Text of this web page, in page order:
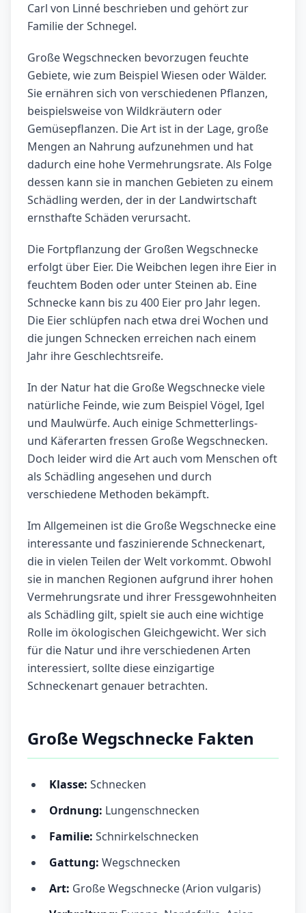
Carl von Linné beschrieben und gehört zur
Familie der Schnegel.
Große Wegschnecken bevorzugen feuchte
Gebiete, wie zum Beispiel Wiesen oder Wälder.
Sie ernähren sich von verschiedenen Pflanzen,
beispielsweise von Wildkräutern oder
Gemüsepflanzen. Die Art ist in der Lage, große
Mengen an Nahrung aufzunehmen und hat
dadurch eine hohe Vermehrungsrate. Als Folge
dessen kann sie in manchen Gebieten zu einem
Schädling werden, der in der Landwirtschaft
ernsthafte Schäden verursacht.
Die Fortpflanzung der Großen Wegschnecke
erfolgt über Eier. Die Weibchen legen ihre Eier in
feuchtem Boden oder unter Steinen ab. Eine
Schnecke kann bis zu 400 Eier pro Jahr legen.
Die Eier schlüpfen nach etwa drei Wochen und
die jungen Schnecken erreichen nach einem
Jahr ihre Geschlechtsreife.
In der Natur hat die Große Wegschnecke viele
natürliche Feinde, wie zum Beispiel Vögel, Igel
und Maulwürfe. Auch einige Schmetterlings-
und Käferarten fressen Große Wegschnecken.
Doch leider wird die Art auch vom Menschen oft
als Schädling angesehen und durch
verschiedene Methoden bekämpft.
Im Allgemeinen ist die Große Wegschnecke eine
interessante und faszinierende Schneckenart,
die in vielen Teilen der Welt vorkommt. Obwohl
sie in manchen Regionen aufgrund ihrer hohen
Vermehrungsrate und ihrer Fressgewohnheiten
als Schädling gilt, spielt sie auch eine wichtige
Rolle im ökologischen Gleichgewicht. Wer sich
für die Natur und ihre verschiedenen Arten
interessiert, sollte diese einzigartige
Schneckenart genauer betrachten.
Große Wegschnecke Fakten
Klasse: Schnecken
Ordnung: Lungenschnecken
Familie: Schnirkelschnecken
Gattung: Wegschnecken
Art: Große Wegschnecke (Arion vulgaris)